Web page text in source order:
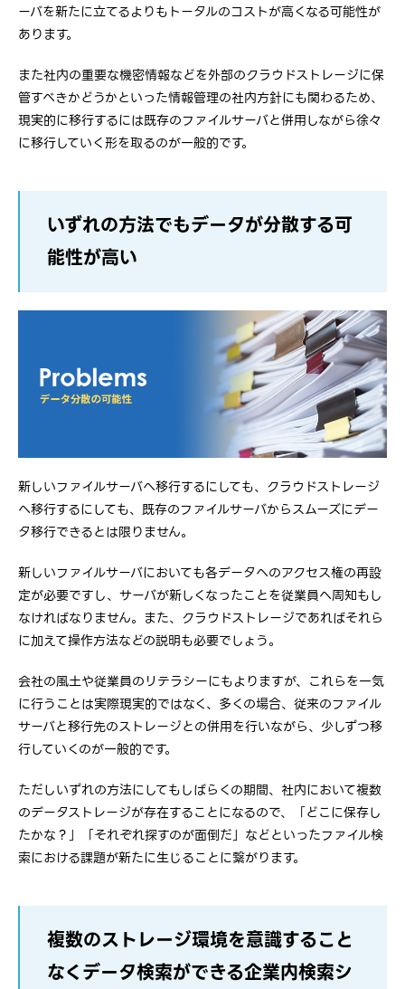
ーバを新たに立てるよりもトータルのコストが高くなる可能性が
あります。
また社内の重要な機密情報などを外部のクラウドストレージに保
管すべきかどうかといった情報管理の社内方針にも関わるため、
現実的に移行するには既存のファイルサーバと併用しながら徐々
に移行していく形を取るのが一般的です。
いずれの方法でもデータが分散する可
能性が高い
新しいファイルサーバへ移行するにしても、クラウドストレージ
へ移行するにしても、既存のファイルサーバからスムーズにデー
タ移行できるとは限りません。
新しいファイルサーバにおいても各データへのアクセス権の再設
定が必要ですし、サーバが新しくなったことを従業員へ周知もし
なければなりません。また、クラウドストレージであればそれら
に加えて操作方法などの説明も必要でしょう。
会社の風土や従業員のリテラシーにもよりますが、これらを一気
に行うことは実際現実的ではなく、多くの場合、従来のファイル
サーバと移行先のストレージとの併用を行いながら、少しずつ移
行していくのが一般的です。
ただしいずれの方法にしてもしばらくの期間、社内において複数
のデータストレージが存在することになるので、「どこに保存し
たかな？」「それぞれ探すのが面倒だ」などといったファイル検
索における課題が新たに生じることに繋がります。
複数のストレージ環境を意識すること
なくデータ検索ができる企業内検索シ